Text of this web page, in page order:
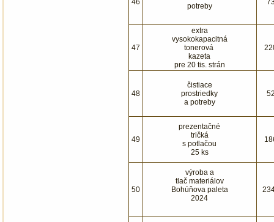
46
potreby
47
extra
vysokokapacitná
tonerová
kazeta
pre 20 tis. strán
48
čistiace
prostriedky
a potreby
49
prezentačné
tričká
s potlačou
25 ks
50
výroba a
tlač materiálov
Bohúňova paleta
2024